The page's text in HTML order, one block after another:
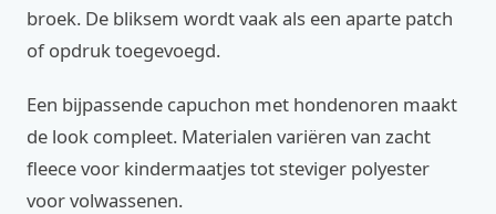
broek. De bliksem wordt vaak als een aparte patch
of opdruk toegevoegd.
Een bijpassende capuchon met hondenoren maakt
de look compleet. Materialen variëren van zacht
fleece voor kindermaatjes tot steviger polyester
voor volwassenen.